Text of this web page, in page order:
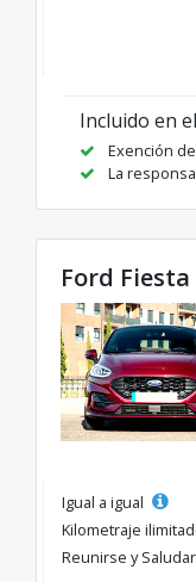
Incluido en
Exención
La
Ford
Igual a igual
Kilometraje
Reunirse y Saludar